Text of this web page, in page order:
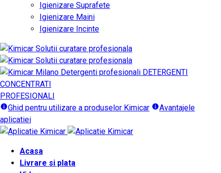
Igienizare Suprafete
Igienizare Maini
Igienizare Incinte
DETERGENTI
CONCENTRATI
PROFESIONALI
Ghid pentru utilizare a produselor Kimicar
Avantajele
aplicatiei
Acasa
Livrare si plata